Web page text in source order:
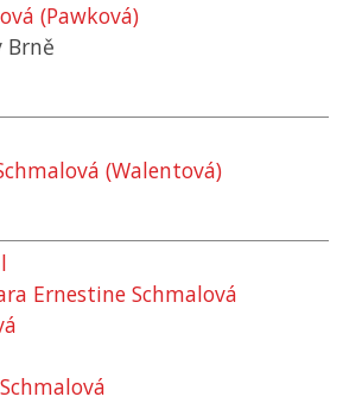
(Pawková)
Brně
(Walentová)
Ernestine Schmalová